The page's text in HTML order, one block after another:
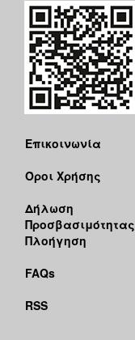
Επικοινωνία
Όροι Χρήσης
Δήλωση
Προσβασιμότητας
Πλοήγηση
FAQs
RSS